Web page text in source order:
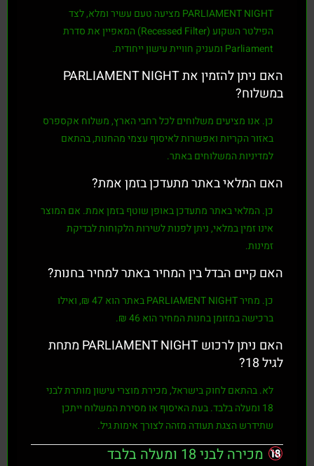
PARLIAMENT NIGHTמציעה טעם עשיר ומלא, לצד
הפילטר השקוע (Recessed Filter) המאפיין את סדרת
Parliament ומעניק חוויית עישון ייחודית.
האם ניתן להזמין את PARLIAMENT NIGHT
במשלוח?
כן. אנו מציעים משלוחים לכל רחבי הארץ, משלוח אקספרס
באזור הקריות ואפשרות לאיסוף עצמי מהחנות, בהתאם
למדיניות המשלוחים באתר.
האם המלאי באתר מתעדכן בזמן אמת?
כן. המלאי באתר מתעדכן באופן שוטף בזמן אמת. אם המוצר
אינו זמין במלאי, ניתן לפנות לשירות הלקוחות לבדיקת
זמינות.
האם קיים הבדל בין המחיר באתר למחיר בחנות?
כן. מחירPARLIAMENT NIGHTבאתר הוא47 ₪
, ואילו
ברכישה במזומן בחנות המחיר הוא46 ₪
.
האם ניתן לרכוש PARLIAMENT NIGHT מתחת
לגיל 18?
לא. בהתאם לחוק בישראל, מכירת מוצרי עישון מותרת לבני
18 ומעלה בלבד
. בעת האיסוף או מסירת המשלוח ייתכן
שתידרש הצגת תעודה מזהה לצורך אימות גיל.
מכירה לבני 18 ומעלה בלבד